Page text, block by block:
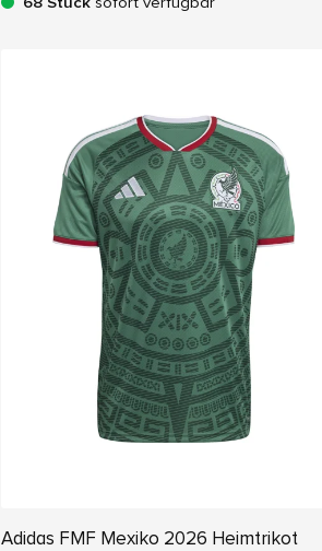
Adidas FMF Mexiko 2026 Heimtrikot